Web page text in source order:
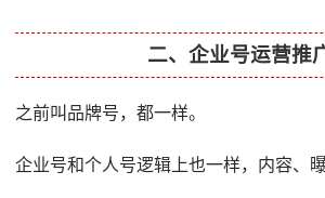
二、企业号运营推
之前叫品牌号，都一样。
企业号和个人号逻辑上也一样，内容、